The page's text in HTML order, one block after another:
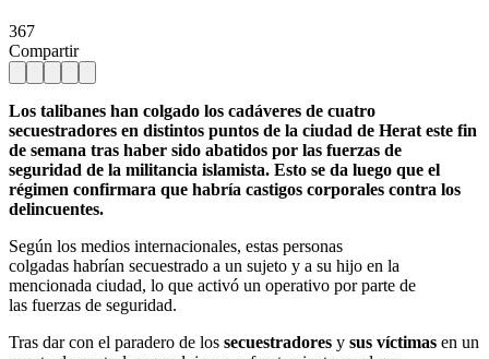
367
Compartir
Los talibanes han colgado los cadáveres de cuatro
secuestradores en distintos puntos de la ciudad de Herat este fin
de semana tras haber sido abatidos por las fuerzas de
seguridad de la militancia islamista. Esto se da luego que el
régimen confirmara que habría castigos corporales contra los
delincuentes.
Según los medios internacionales, estas personas
colgadas habrían secuestrado a un sujeto y a su hijo en la
mencionada ciudad, lo que activó un operativo por parte de
las fuerzas de seguridad.
Tras dar con el paradero de los secuestradores y sus víctimas en un